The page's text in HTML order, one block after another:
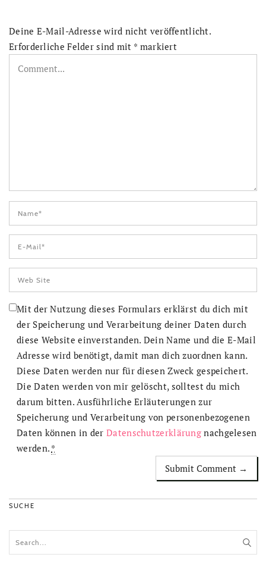
Deine E-Mail-Adresse wird nicht veröffentlicht.
Erforderliche Felder sind mit * markiert
Mit der Nutzung dieses Formulars erklärst du dich mit
der Speicherung und Verarbeitung deiner Daten durch
diese Website einverstanden. Dein Name und die E-Mail
Adresse wird benötigt, damit man dich zuordnen kann.
Diese Daten werden nur für diesen Zweck gespeichert.
Die Daten werden von mir gelöscht, solltest du mich
darum bitten. Ausführliche Erläuterungen zur
Speicherung und Verarbeitung von personenbezogenen
Daten können in derDatenschutzerklärung nachgelesen
werden. *
SUCHE